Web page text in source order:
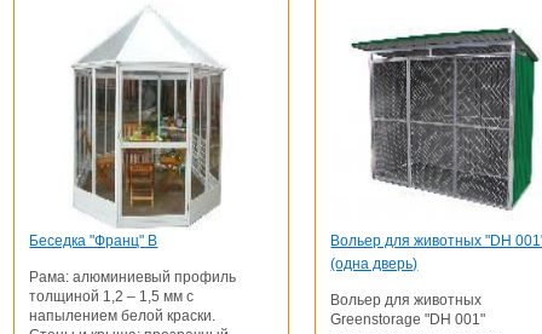
Беседка "Франц" В
Рама: алюминиевый профиль
толщиной 1,2 – 1,5 мм с
напылением белой краски.
Вольер для животных "DH
(одна дверь)
Вольер для животных
Greenstorage "DH 001"